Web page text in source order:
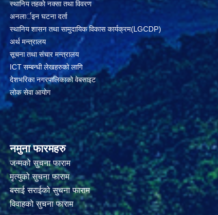
स्थानिय तहकाे नक्सा तथा विवरण
अनलार्इन घटना दर्ता
स्थानिय शासन तथा सामुदायिक विकास कार्यक्रम(LGCDP)
अर्थ मन्त्रालय
सूचना तथा संचार मन्त्रालय
ICT सम्बन्धी लेखहरुको लागि
देशभरिका नगरपालिकाको वेबसाइट
लोक सेवा आयोग
नमुना फारमहरु
जन्मको सुचना फाराम
मृत्युको सुचना फाराम
बसाई सराईको सुचना फाराम
विवाहको सुचना फाराम